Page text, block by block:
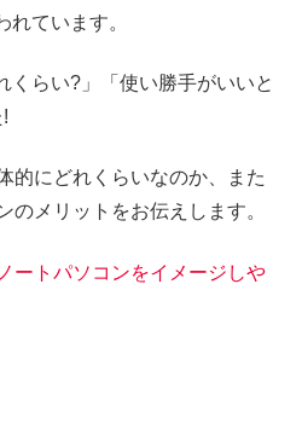
ています。
くらい?」「使い勝手がいいと
的にどれくらいなのか、また
のメリットをお伝えします。
ートパソコンをイメージしや